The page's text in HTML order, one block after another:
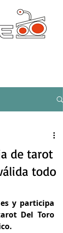
de tarot
todo
y participa
Del Toro